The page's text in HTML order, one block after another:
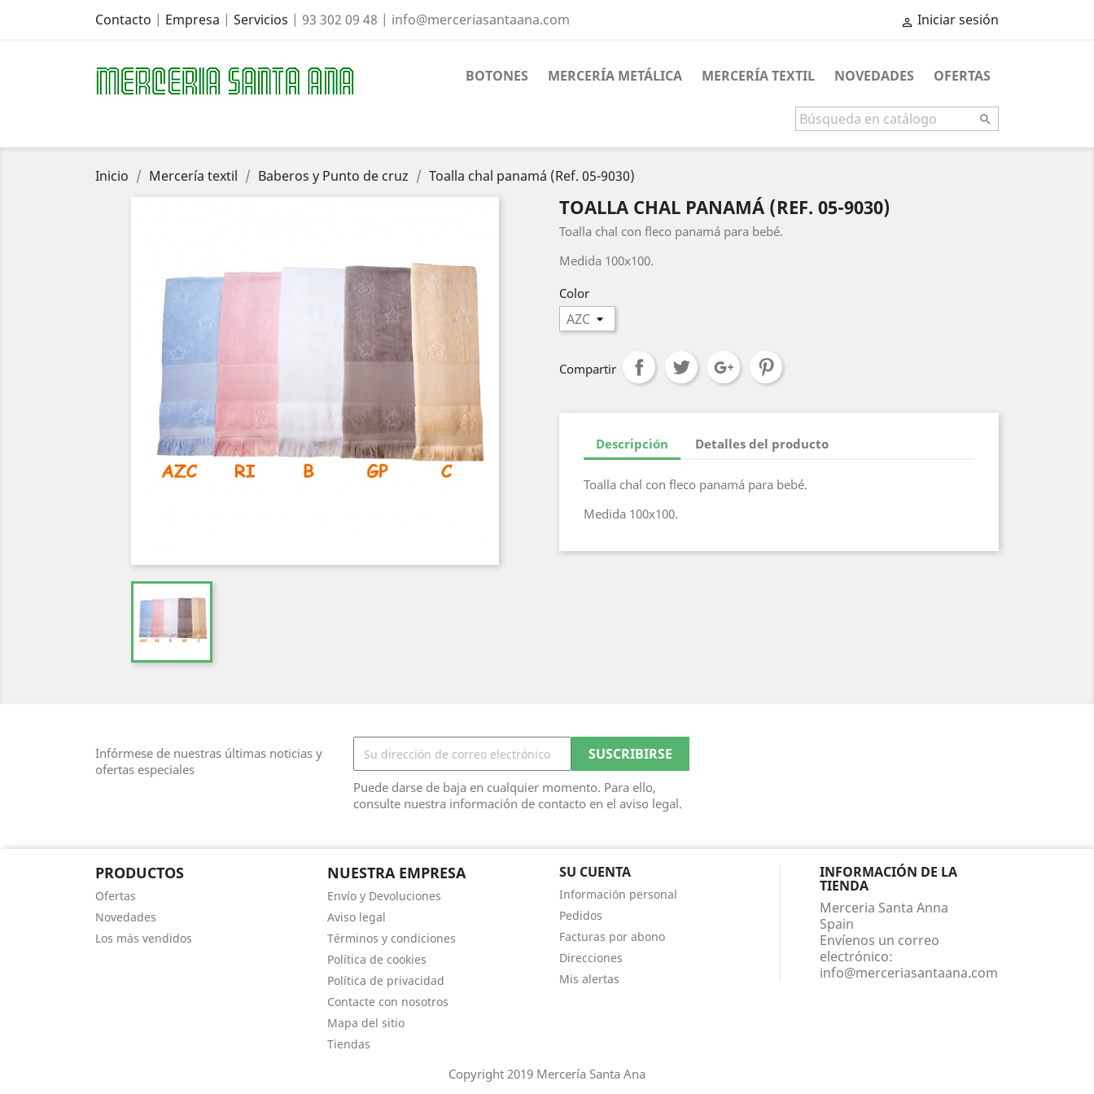
Contacto | Empresa | Servicios | 93 302 09 48 | info@merceriasantaana.com  Iniciar sesión
BOTONES MERCERÍA METÁLICA MERCERÍA TEXTIL NOVEDADES OFERTAS

Inicio Mercería textil Baberos y Punto de cruz Toalla chal panamá (Ref. 05-9030)
TOALLA CHAL PANAMÁ (REF. 05-9030)
Toalla chal con fleco panamá para bebé.
Medida 100x100.
Color
Compartir
Descripción Detalles del producto
Toalla chal con fleco panamá para bebé.
Medida 100x100.
Infórmese de nuestras últimas noticias y
ofertas especiales
Puede darse de baja en cualquier momento. Para ello,
consulte nuestra información de contacto en el aviso legal.
PRODUCTOS
Ofertas
Novedades
Los más vendidos
NUESTRA EMPRESA
Envío y Devoluciones
Aviso legal
Términos y condiciones
Política de cookies
Política de privacidad
Contacte con nosotros
Mapa del sitio
Tiendas
SU CUENTA
Información personal
Pedidos
Facturas por abono
Direcciones
Mis alertas
INFORMACIÓN DE LA
TIENDA
Merceria Santa Anna
Spain
Envíenos un correo
electrónico:
info@merceriasantaana.com
Copyright 2019 Mercería Santa Ana